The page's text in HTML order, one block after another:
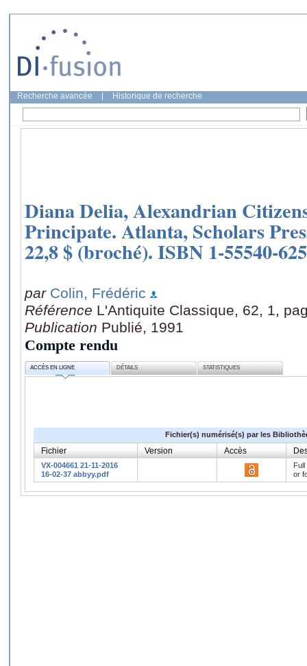
Recherche avancée Historique de recherche
Diana Delia, Alexandrian
Principate. Atlanta, Scholars
22,8 $ (broché). ISBN 1-55540-
par Colin, Frédéric
Référence L'Antiquite Classique, 62, 1,
Publication Publié, 1991
Compte rendu
ACCÈS EN LIGNE DÉTAILS STATISTIQUES
Fichier(s) numérisé(s) par les
Fichier Version Accès
VX-004661 21-11-2016
16-02-37 abbyy.pdf
or